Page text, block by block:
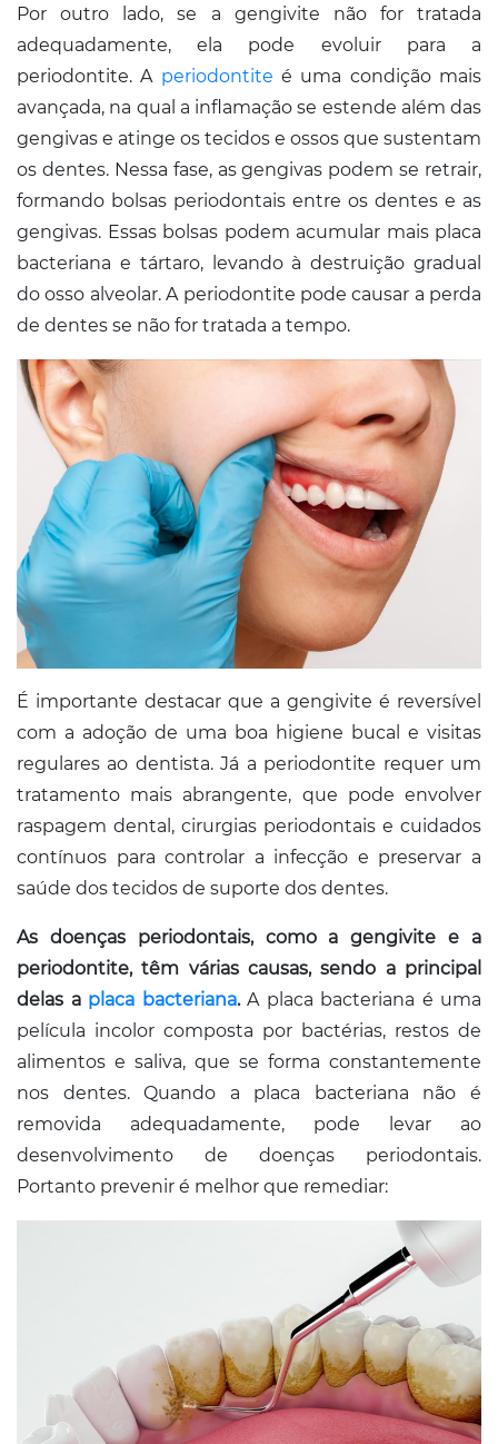
Por outro lado, se a gengivite não for tratada
adequadamente, ela pode evoluir para a
periodontite. A periodontite é uma condição mais
avançada, na qual a inflamação se estende além das
gengivas e atinge os tecidos e ossos que sustentam
os dentes. Nessa fase, as gengivas podem se retrair,
formando bolsas periodontais entre os dentes e as
gengivas. Essas bolsas podem acumular mais placa
bacteriana e tártaro, levando à destruição gradual
do osso alveolar. A periodontite pode causar a perda
de dentes se não for tratada a tempo.
É importante destacar que a gengivite é reversível
com a adoção de uma boa higiene bucal e visitas
regulares ao dentista. Já a periodontite requer um
tratamento mais abrangente, que pode envolver
raspagem dental, cirurgias periodontais e cuidados
contínuos para controlar a infecção e preservar a
saúde dos tecidos de suporte dos dentes.
As doenças periodontais, como a gengivite e a
periodontite, têm várias causas, sendo a principal
delas aplaca bacteriana.A placa bacteriana é uma
película incolor composta por bactérias, restos de
alimentos e saliva, que se forma constantemente
nos dentes. Quando a placa bacteriana não é
removida adequadamente, pode levar ao
desenvolvimento de doenças periodontais.
Portanto prevenir é melhor que remediar: